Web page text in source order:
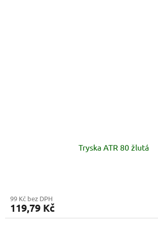
Tryska ATR 80 žlutá
99 Kč bez DPH
119,79 Kč